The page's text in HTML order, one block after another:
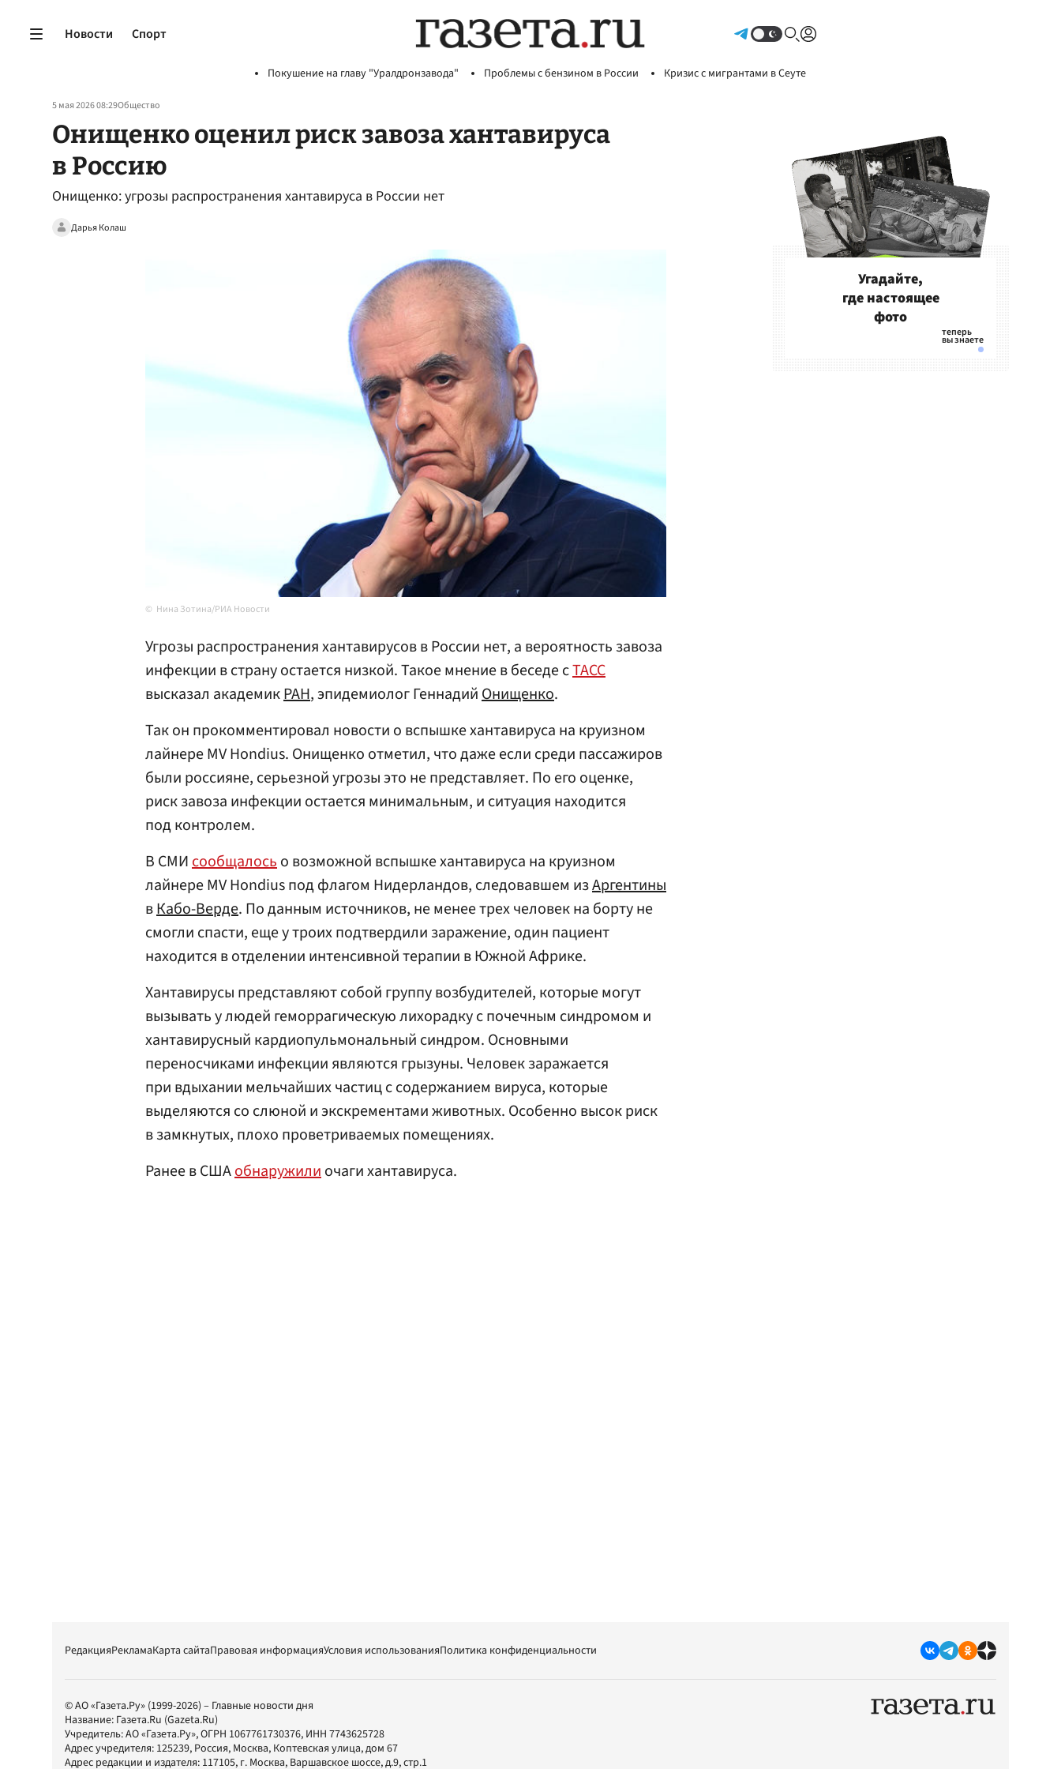
Новости Спорт
Покушение на главу "Уралдронзавода" Проблемы с бензином в России Кризис с мигрантами в Сеуте
5 мая 2026 08:29Общество
Онищенко оценил риск завоза хантавируса
в Россию
Онищенко: угрозы распространения хантавируса в России нет
Дарья Колаш
Нина Зотина/РИА Новости
Угрозы распространения хантавирусов в России нет, а вероятность завоза
инфекции в страну остается низкой. Такое мнение в беседе сТАСС
высказал академикРАН, эпидемиолог ГеннадийОнищенко.
Так он прокомментировал новости о вспышке хантавируса на круизном
лайнере MV Hondius. Онищенко отметил, что даже если среди пассажиров
были россияне, серьезной угрозы это не представляет. По его оценке,
риск завоза инфекции остается минимальным, и ситуация находится
под контролем.
В СМИсообщалосьо возможной вспышке хантавируса на круизном
лайнере MV Hondius под флагом Нидерландов, следовавшем изАргентины
вКабо-Верде. По данным источников, не менее трех человек на борту не
смогли спасти, еще у троих подтвердили заражение, один пациент
находится в отделении интенсивной терапии в Южной Африке.
Хантавирусы представляют собой группу возбудителей, которые могут
вызывать у людей геморрагическую лихорадку с почечным синдромом и
хантавирусный кардиопульмональный синдром. Основными
переносчиками инфекции являются грызуны. Человек заражается
при вдыхании мельчайших частиц с содержанием вируса, которые
выделяются со слюной и экскрементами животных. Особенно высок риск
в замкнутых, плохо проветриваемых помещениях.
Ранее в СШАобнаружилиочаги хантавируса.
Угадайте,
где настоящее
фото
РедакцияРекламаКарта сайтаПравовая информацияУсловия использованияПолитика конфиденциальности
© АО «Газета.Ру» (1999-2026) – Главные новости дня
Название: Газета.Ru (Gazeta.Ru)
Учредитель:АО «Газета.Ру», ОГРН 1067761730376, ИНН 7743625728
Адрес учредителя: 125239, Россия, Москва, Коптевская улица, дом 67
Адрес редакции и издателя: 117105, г. Москва, Варшавское шоссе, д.9, стр.1